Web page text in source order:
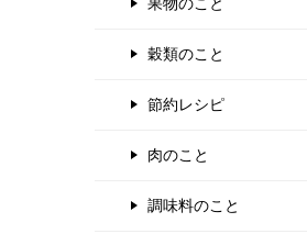
穀類のこと
節約レシピ
肉のこと
調味料のこと